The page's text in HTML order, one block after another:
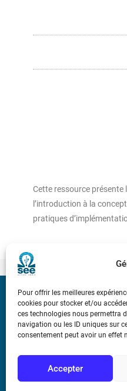
Pour offrir les meilleures
cookies pour stocker et/ou
ces technologies nous permettra
navigation ou les ID uniques sur
consentement peut avoir un effet
Accepter
Cette ressource présente
l’introduction à la
pratiques